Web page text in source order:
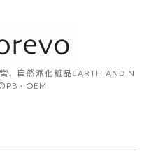
、自然派化粧品EARTH AND N
PB・OEM